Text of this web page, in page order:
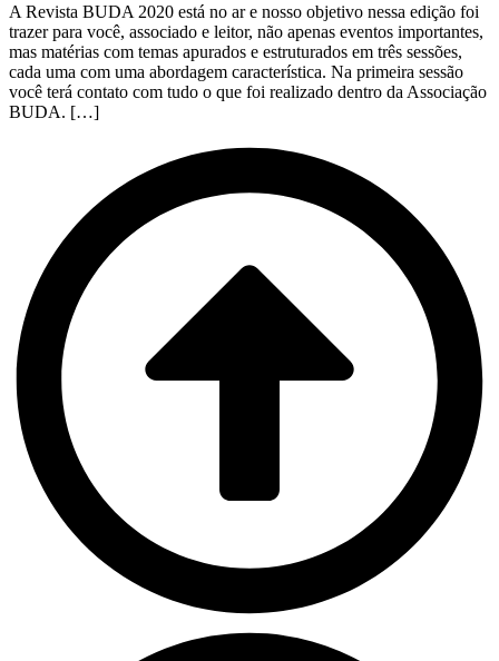
A Revista BUDA 2020 está no ar e nosso objetivo nessa edição foi
trazer para você, associado e leitor, não apenas eventos importantes,
mas matérias com temas apurados e estruturados em três sessões,
cada uma com uma abordagem característica. Na primeira sessão
você terá contato com tudo o que foi realizado dentro da Associação
BUDA. […]